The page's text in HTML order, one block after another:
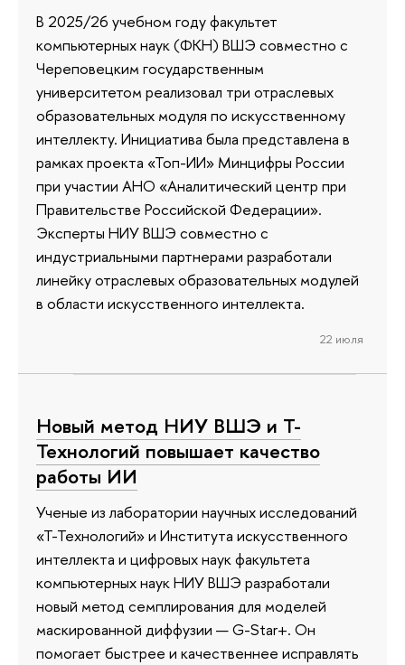
В 2025/26 учебном году факультет
компьютерных наук (ФКН) ВШЭ совместно с
Череповецким государственным
университетом реализовал три отраслевых
образовательных модуля по искусственному
интеллекту. Инициатива была представлена в
рамках проекта «Топ-ИИ» Минцифры России
при участии АНО «Аналитический центр при
Правительстве Российской Федерации».
Эксперты НИУ ВШЭ совместно с
индустриальными партнерами разработали
линейку отраслевых образовательных модулей
в области искусственного интеллекта.
22 июля
Новый метод НИУ ВШЭ и Т-
Технологий повышает качество
работы ИИ
Ученые из лаборатории научных исследований
«Т-Технологий» и Института искусственного
интеллекта и цифровых наук факультета
компьютерных наук НИУ ВШЭ разработали
новый метод семплирования для моделей
маскированной диффузии — G-Star+. Он
помогает быстрее и качественнее исправлять